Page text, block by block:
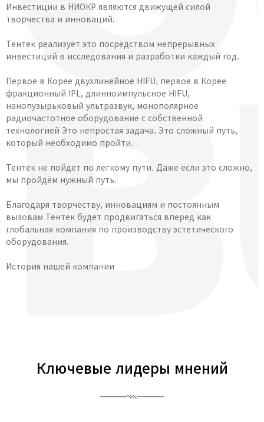
Инвестиции в НИОКР являются движущей силой
творчества и инноваций.
Тентек реализует это посредством непрерывных
инвестиций в исследования и разработки каждый год.
Первое в Корее двухлинейное HIFU, первое в Корее
фракционный IPL, длинноимпульсное HIFU,
нанопузырьковый ультразвук, монополярное
радиочастотное оборудование с собственной
технологией Это непростая задача. Это сложный путь,
который необходимо пройти.
Тентек не пойдет по легкому пути. Даже если это сложно,
мы пройдём нужный путь.
Благодаря творчеству, инновациям и постоянным
вызовам Тентек будет продвигаться вперед как
глобальная компания по производству эстетического
оборудования.
История нашей компании
Ключевые лидеры мнений